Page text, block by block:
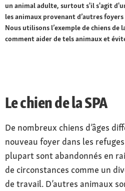
un animal adulte, surtout s'il s'agit
les animaux provenant d’autres
Nous utilisons l’exemple de chiens de
comment aider de tels animaux et
Le chien de la SPA
De nombreux chiens d’âges
nouveau foyer dans les
plupart sont abandonnés en
de circonstances comme un
de travail. D’autres animaux